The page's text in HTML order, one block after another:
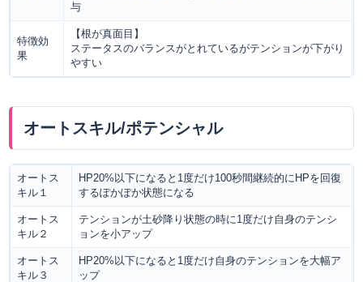
与
特徴効
果
【根が真面目】
ステータスのバランスがとれているがテンションが下がり
やすい
オートスキル/ポテンシャル
オートス
キル１
HP20%以下になると1度だけ100秒間継続的にHPを回復
するぽかぽか状態になる
オートス
キル２
テンションが土砂降り状態の時に1度だけ自身のテンシ
ョンを小アップ
オートス
キル３
HP20%以下になると1度だけ自身のテンションを大幅ア
ップ